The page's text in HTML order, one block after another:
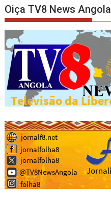
Oiça TV8 News Angola